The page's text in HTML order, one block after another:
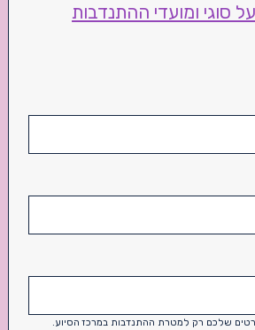
סוגי ומועדי ההתנדבות
שלכם רק למטרת ההתנדבות במרכז הסיוע.